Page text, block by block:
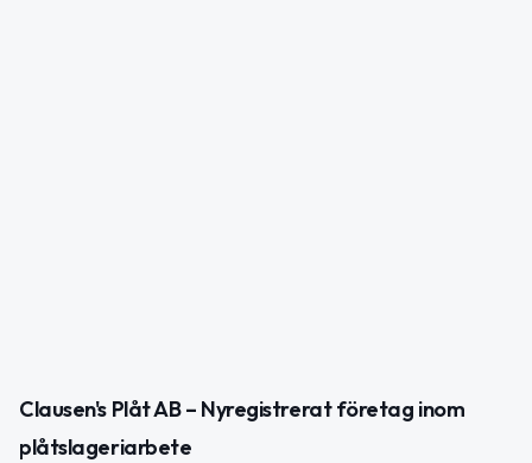
Clausen's Plåt AB – Nyregistrerat företag inom
plåtslageriarbete